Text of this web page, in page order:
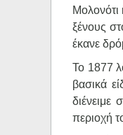
Μολονότι
ξένους
έκανε
Το 1877
βασικά
περιοχή